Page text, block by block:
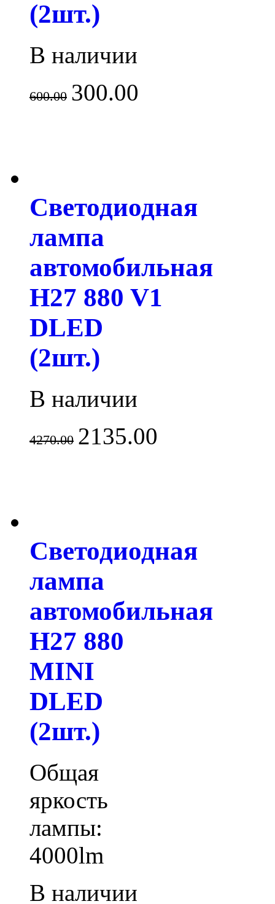
(2шт.)
В наличии
600.00 300.00
Светодиодная
лампа
автомобильная
H27 880 V1
DLED
(2шт.)
В наличии
4270.00 2135.00
Светодиодная
лампа
автомобильная
H27 880
MINI
DLED
(2шт.)
Общая
яркость
лампы:
4000lm
В наличии